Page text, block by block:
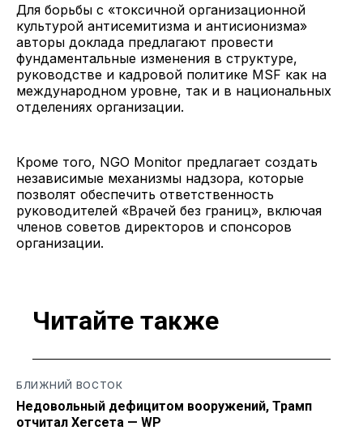
Для борьбы с «токсичной организационной
культурой антисемитизма и антисионизма»
авторы доклада предлагают провести
фундаментальные изменения в структуре,
руководстве и кадровой политике MSF как на
международном уровне, так и в национальных
отделениях организации.
Кроме того, NGO Monitor предлагает создать
независимые механизмы надзора, которые
позволят обеспечить ответственность
руководителей «Врачей без границ», включая
членов советов директоров и спонсоров
организации.
Читайте также
БЛИЖНИЙ ВОСТОК
Недовольный дефицитом вооружений, Трамп
отчитал Хегсета — WP